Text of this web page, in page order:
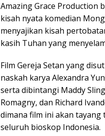
Amazing Grace Production
kisah nyata komedian
menyajikan kisah
kasih Tuhan yang
Film Gereja Setan yang
naskah karya Alexandra
serta dibintangi Maddy
Romagny, dan Richard
dimana film ini akan tayang
seluruh bioskop Indonesia.